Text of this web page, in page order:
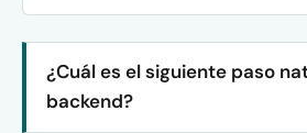
¿Cuál es el siguiente paso
backend?